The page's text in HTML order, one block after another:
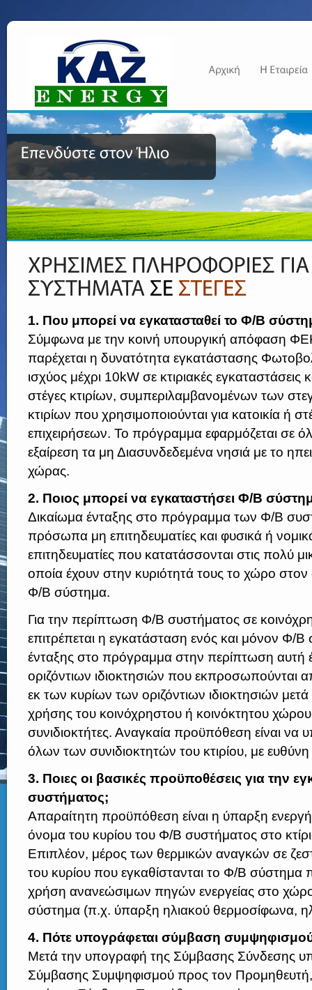
1. Που μπορεί να εγκατασταθεί το Φ/Β
Σύμφωνα με την κοινή υπουργική απόφαση
παρέχεται η δυνατότητα εγκατάστασης
ισχύος μέχρι 10kW σε κτιριακές
στέγες κτιρίων, συμπεριλαμβανομένων των
κτιρίων που χρησιμοποιούνται για κατοικία ή
επιχειρήσεων. Το πρόγραμμα εφαρμόζεται σε
εξαίρεση τα μη Διασυνδεδεμένα νησιά με το
χώρας.
2. Ποιος μπορεί να εγκαταστήσει Φ/Β
Δικαίωμα ένταξης στο πρόγραμμα των Φ/Β
πρόσωπα μη επιτηδευματίες και φυσικά ή
επιτηδευματίες που κατατάσσονται στις πολύ
οποία έχουν στην κυριότητά τους το χώρο στον
Φ/Β σύστημα.
Για την περίπτωση Φ/Β συστήματος σε
επιτρέπεται η εγκατάσταση ενός και μόνον Φ/
ένταξης στο πρόγραμμα στην περίπτωση αυτή
οριζόντιων ιδιοκτησιών που εκπροσωπούνται
εκ των κυρίων των οριζόντιων ιδιοκτησιών
χρήσης του κοινόχρηστου ή κοινόκτητου
συνιδιοκτήτες. Αναγκαία προϋπόθεση είναι
όλων των συνιδιοκτητών του κτιρίου, με
3. Ποιες οι βασικές προϋποθέσεις για την
συστήματος;
Απαραίτητη προϋπόθεση είναι η ύπαρξη
όνομα του κυρίου του Φ/Β συστήματος στο
Επιπλέον, μέρος των θερμικών αναγκών σε
του κυρίου που εγκαθίστανται το Φ/Β σύστημα
χρήση ανανεώσιμων πηγών ενεργείας στο
σύστημα (π.χ. ύπαρξη ηλιακού θερμοσίφωνα,
4. Πότε υπογράφεται σύμβαση
Μετά την υπογραφή της Σύμβασης Σύνδεσης
Σύμβασης Συμψηφισμού προς τον